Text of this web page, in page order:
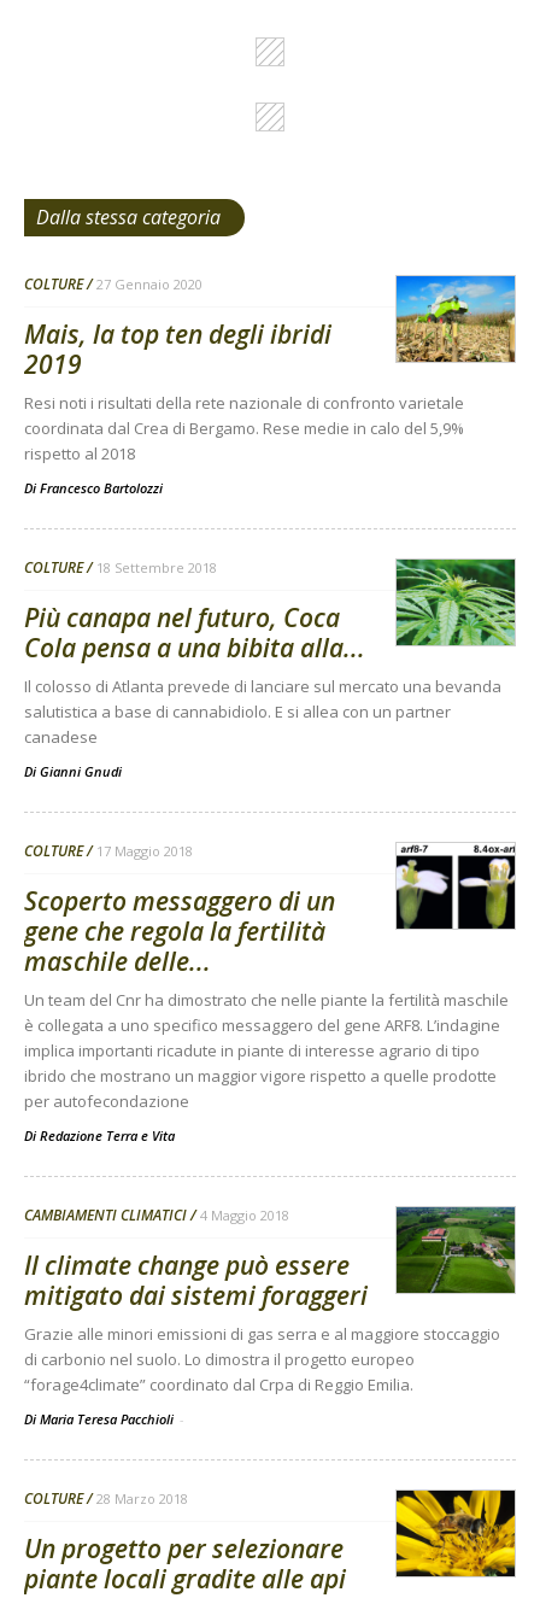
Dalla stessa categoria
COLTURE 27 Gennaio 2020
Mais, la top ten degli ibridi
2019
Resi noti i risultati della rete nazionale di confronto varietale
coordinata dal Crea di Bergamo. Rese medie in calo del 5,9%
rispetto al 2018
Di Francesco Bartolozzi
COLTURE 18 Settembre 2018
Più canapa nel futuro, Coca
Cola pensa a una bibita alla...
Il colosso di Atlanta prevede di lanciare sul mercato una bevanda
salutistica a base di cannabidiolo. E si allea con un partner
canadese
Di Gianni Gnudi
COLTURE 17 Maggio 2018
Scoperto messaggero di un
gene che regola la fertilità
maschile delle...
Un team del Cnr ha dimostrato che nelle piante la fertilità maschile
è collegata a uno specifico messaggero del gene ARF8. L’indagine
implica importanti ricadute in piante di interesse agrario di tipo
ibrido che mostrano un maggior vigore rispetto a quelle prodotte
per autofecondazione
Di Redazione Terra e Vita
CAMBIAMENTI CLIMATICI 4 Maggio 2018
Il climate change può essere
mitigato dai sistemi foraggeri
Grazie alle minori emissioni di gas serra e al maggiore stoccaggio
di carbonio nel suolo. Lo dimostra il progetto europeo
“forage4climate” coordinato dal Crpa di Reggio Emilia.
Di Maria Teresa Pacchioli -
COLTURE 28 Marzo 2018
Un progetto per selezionare
piante locali gradite alle api